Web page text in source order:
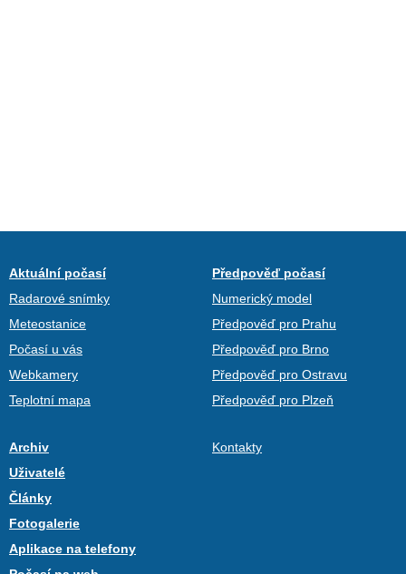
Aktuální počasí
Radarové snímky
Meteostanice
Počasí u vás
Webkamery
Teplotní mapa
Předpověď počasí
Numerický model
Předpověď pro Prahu
Předpověď pro Brno
Předpověď pro Ostravu
Předpověď pro Plzeň
Archiv
Uživatelé
Články
Fotogalerie
Aplikace na telefony
Kontakty